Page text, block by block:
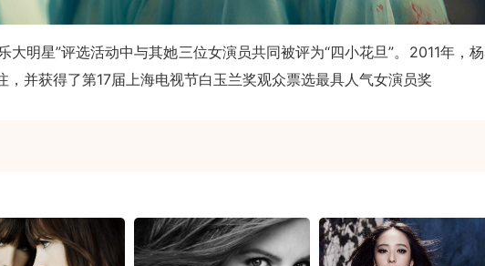
明星”评选活动中与其她三位女演员共同被评为“四小花旦”。2011年，
并获得了第17届上海电视节白玉兰奖观众票选最具人气女演员奖